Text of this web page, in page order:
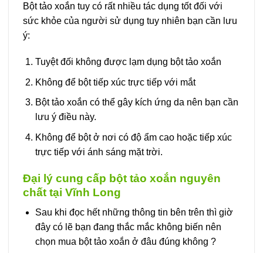
Bột tảo xoắn tuy có rất nhiều tác dụng tốt đối với
sức khỏe của người sử dụng tuy nhiên bạn cần lưu
ý:
Tuyệt đối không được lạm dụng bột tảo xoắn
Không để bột tiếp xúc trực tiếp với mắt
Bột tảo xoắn có thể gây kích ứng da nên bạn cần
lưu ý điều này.
Không để bột ở nơi có độ ẩm cao hoặc tiếp xúc
trực tiếp với ánh sáng mặt trời.
Đại lý cung cấp bột tảo xoắn nguyên
chất tại Vĩnh Long
Sau khi đọc hết những thông tin bên trên thì giờ
đây có lẽ bạn đang thắc mắc không biến nên
chọn mua bột tảo xoắn ở đâu đúng không ?